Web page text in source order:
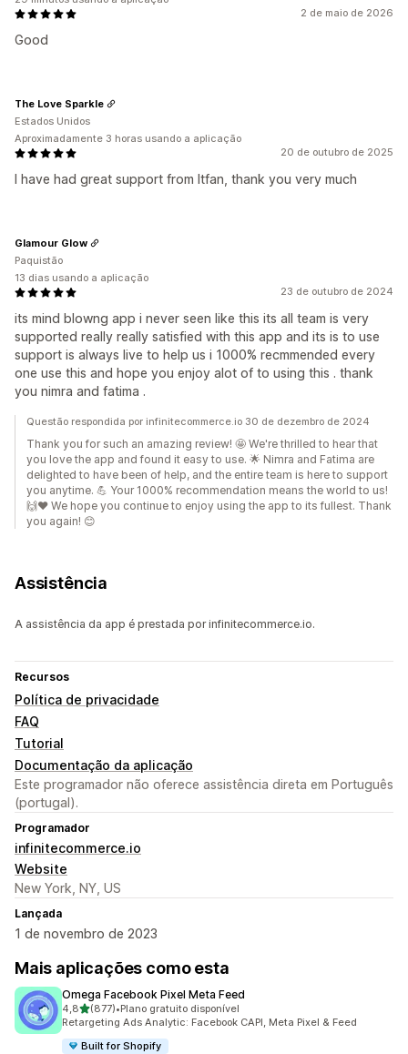
2 de maio de 2026
Good
20 de outubro de 2025
I have had great support from Itfan, thank you very much
The Love Sparkle
Estados Unidos
Aproximadamente 3 horas usando a aplicação
23 de outubro de 2024
its mind blowng app i never seen like this its all team is very
supported really really satisfied with this app and its is to use
support is always live to help us i 1000% recmmended every
one use this and hope you enjoy alot of to using this . thank
you nimra and fatima .
Glamour Glow
Paquistão
13 dias usando a aplicação
Questão respondida por infinitecommerce.io 30 de dezembro de 2024
Thank you for such an amazing review! 🤩 We're thrilled to hear that
you love the app and found it easy to use. 🌟 Nimra and Fatima are
delighted to have been of help, and the entire team is here to support
you anytime. 💪 Your 1000% recommendation means the world to us!
🙌❤️ We hope you continue to enjoy using the app to its fullest. Thank
you again! 😊
Assistência
A assistência da app é prestada por infinitecommerce.io.
Recursos
Política de privacidade
FAQ
Tutorial
Documentação da aplicação
Este programador não oferece assistência direta em Português
(portugal).
Programador
infinitecommerce.io
Website
New York, NY, US
Lançada
1 de novembro de 2023
Mais aplicações como esta
Omega Facebook Pixel Meta Feed
4,8de 5 estrelas
(877)
877 total de avaliações
•Plano gratuito disponível
Retargeting Ads Analytic: Facebook CAPI, Meta Pixel & Feed
Built for Shopify